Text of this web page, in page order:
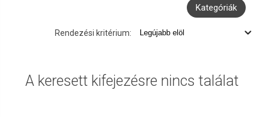
Kategóriák
Rendezési kritérium:
A keresett kifejezésre nincs találat